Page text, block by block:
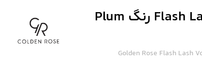
ریمل گلدن رز مدل Flash Lash رنگ Plum
Golden Rose Flash Lash